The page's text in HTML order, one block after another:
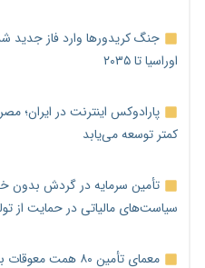
اوراسیا تا ۲۰۳۵
پارادوکس اینترنت در ایران؛
کمتر توسعه می‌یابد
تأمین سرمایه در گردش بدون
سیاست‌های مالیاتی در حمایت از
معمای تأمین ۸۰